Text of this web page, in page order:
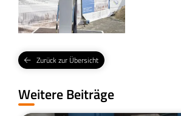
Zurück zur Übersicht
Weitere Beiträge